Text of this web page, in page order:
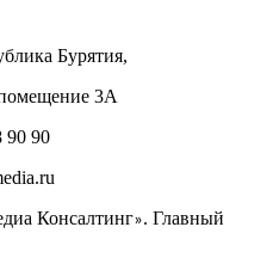
Бурятия,
3А
90 90
Консалтинг». Главный